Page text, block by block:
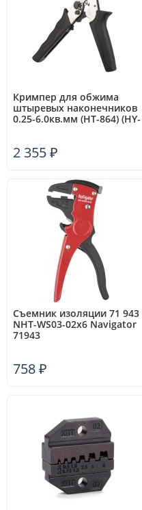
Кримпер для обжима
штыревых наконечников
0.25-6.0кв.мм (HT-864) (HY-
2 355₽
Съемник изоляции 71 943
NHT-WS03-02х6 Navigator
71943
758₽